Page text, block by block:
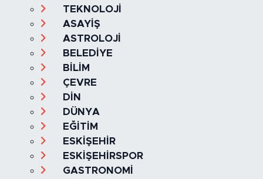
TEKNOLOJİ
ASAYİŞ
ASTROLOJİ
BELEDİYE
BİLİM
ÇEVRE
DİN
DÜNYA
EĞİTİM
ESKİŞEHİR
ESKİŞEHİRSPOR
GASTRONOMİ